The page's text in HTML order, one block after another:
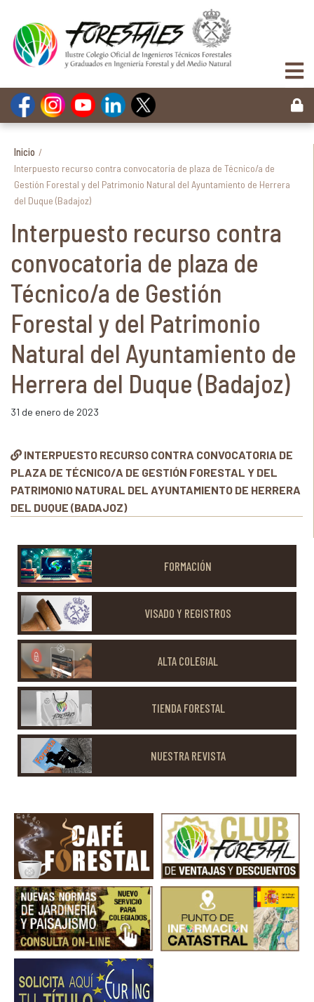
Inicio /
Interpuesto recurso contra convocatoria de plaza de Técnico/a de
Gestión Forestal y del Patrimonio Natural del Ayuntamiento de Herrera
del Duque (Badajoz)
Interpuesto recurso contra
convocatoria de plaza de
Técnico/a de Gestión
Forestal y del Patrimonio
Natural del Ayuntamiento de
Herrera del Duque (Badajoz)
31 de enero de 2023
INTERPUESTO RECURSO CONTRA CONVOCATORIA DE
PLAZA DE TÉCNICO/A DE GESTIÓN FORESTAL Y DEL
PATRIMONIO NATURAL DEL AYUNTAMIENTO DE HERRERA
DEL DUQUE (BADAJOZ)
FORMACIÓN
VISADO Y REGISTROS
ALTA COLEGIAL
TIENDA FORESTAL
NUESTRA REVISTA